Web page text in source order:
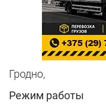
Гродно,
Режим работы